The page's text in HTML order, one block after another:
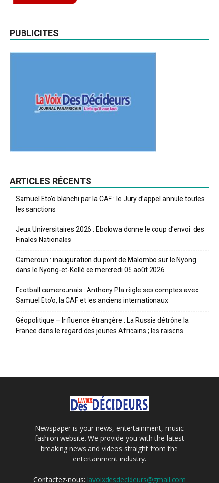
PUBLICITES
ARTICLES RÉCENTS
Samuel Eto’o blanchi par la CAF : le Jury d’appel annule toutes
les sanctions
Jeux Universitaires 2026 : Ebolowa donne le coup d’envoi des
Finales Nationales
Cameroun : inauguration du pont de Malombo sur le Nyong
dans le Nyong-et-Kellé ce mercredi 05 août 2026
Football camerounais : Anthony Pla règle ses comptes avec
Samuel Eto’o, la CAF et les anciens internationaux
Géopolitique – Influence étrangère : La Russie détrône la
France dans le regard des jeunes Africains ; les raisons
Newspaper is your news, entertainment, music
fashion website. We provide you with the latest
breaking news and videos straight from the
entertainment industry.
Contactez-nous: lavoixdesdecideurs@gmail.com